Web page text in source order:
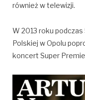
również w telewizji.
W 2013 roku
Polskiej w Opolu
koncert Super